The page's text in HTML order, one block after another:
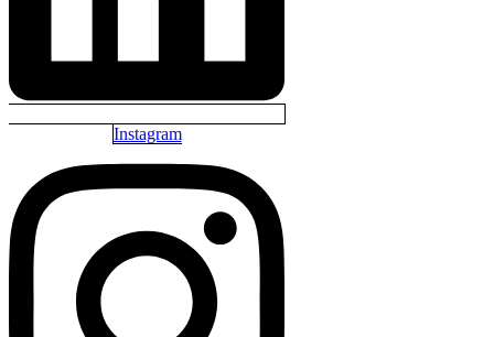
Instagram